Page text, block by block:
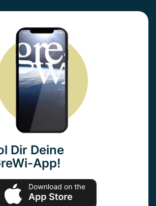
Dir Deine
App!